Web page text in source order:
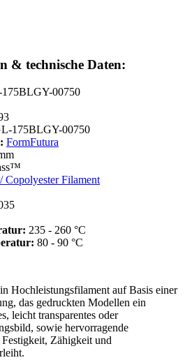
& technische Daten:
00750
175BLGY-00750
FormFutura
Copolyester Filament
235 - 260 °C
80 - 90 °C
Hochleistungsfilament auf Basis einer
das gedruckten Modellen ein
leicht transparentes oder
sowie hervorragende
Zähigkeit und